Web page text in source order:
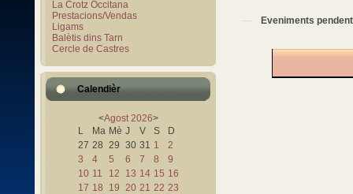
La Crotz Occitana
Prestacions/Vendas
Ligams
Balètis dins Tarn
Cercle de Castres
Calendièr
<Agost 2026>
L
Ma Mè J V S
D
27 28 29 30 31 1
2
3
4 5 6 7 8
9
10 11 12 13 14 15 16
17 18 19 20 21 22 23
Eveniments pendent